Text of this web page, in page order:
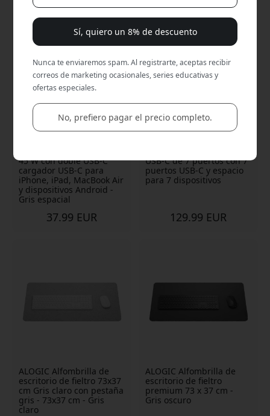
45 W con doble USB-C
cargador USB-C para
iPhone, iPad, MacBook Air
y dispositivos Android -
Gris espacial
37.99 EUR
USB-C de 7 puertos con 7
puertos USB-C y espacio
para 7 dispositivos
129.99 EUR
ALOGIC Alfombrilla de
escritorio de fieltro 73x37
cm Gris claro con pestaña
gris - 73x37 cm - Gris
claro
ALOGIC Alfombrilla de
escritorio de fieltro
premium 73 x 37 cm -
Gris oscuro
Sí, quiero un 8% de descuento
Nunca te enviaremos spam. Al registrarte, aceptas recibir
correos de marketing ocasionales, series educativas y
ofertas especiales.
No, prefiero pagar el precio completo.